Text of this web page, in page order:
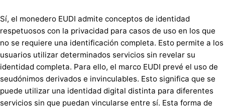
Sí, el monedero EUDI admite conceptos de identidad
respetuosos con la privacidad para casos de uso en los que
no se requiere una identificación completa. Esto permite a los
usuarios utilizar determinados servicios sin revelar su
identidad completa. Para ello, el marco EUDI prevé el uso de
seudónimos derivados e invinculables. Esto significa que se
puede utilizar una identidad digital distinta para diferentes
servicios sin que puedan vincularse entre sí. Esta forma de